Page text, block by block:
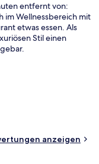
entfernt von:
im Wellnessbereich mit
etwas essen. Als
Stil einen
anzeigen